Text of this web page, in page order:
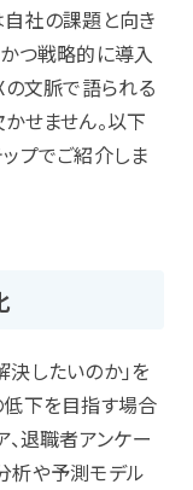
自社の課題と向き
つ戦略的に導入
の文脈で語られる
せません。以下
プでご紹介しま
したいのか」を
低下を目指す場合
、退職者アンケー
析や予測モデル